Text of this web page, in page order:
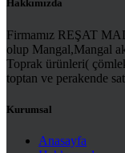
Hakkımızda
Firmamız REŞAT
olup Mangal,Mangal
Toprak ürünleri(
toptan ve perakende
Kurumsal
Anasayfa